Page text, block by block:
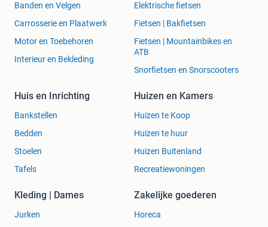
Banden en Velgen
Carrosserie en Plaatwerk
Motor en Toebehoren
Interieur en Bekleding
Elektrische fietsen
Fietsen | Bakfietsen
Fietsen | Mountainbikes en
ATB
Snorfietsen en Snorscooters
Huis en Inrichting
Bankstellen
Bedden
Stoelen
Tafels
Huizen en Kamers
Huizen te Koop
Huizen te huur
Huizen Buitenland
Recreatiewoningen
Kleding | Dames
Jurken
Zakelijke goederen
Horeca